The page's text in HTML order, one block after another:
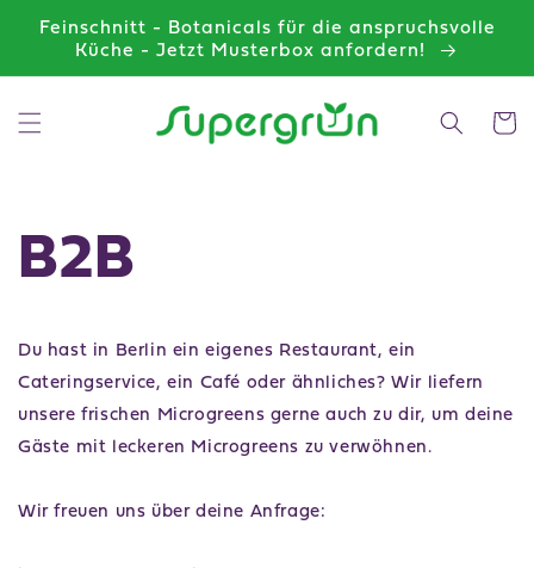
zum
Inhalt
Feinschnitt - Botanicals für die anspruchsvolle
Küche - Jetzt Musterbox anfordern!
B2B
Du hast in Berlin ein eigenes Restaurant, ein
Cateringservice, ein Café oder ähnliches? Wir liefern
unsere frischen Microgreens gerne auch zu dir, um deine
Gäste mit leckeren Microgreens zu verwöhnen.
Wir freuen uns über deine Anfrage: